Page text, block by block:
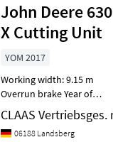
John Deere 630
X Cutting Unit
YOM 2017
Working width: 9.15 m
Overrun brake Year of
manufacture (transport
trailer): 2017 Feed drum
Grain threshing mechanism
06188 Landsberg